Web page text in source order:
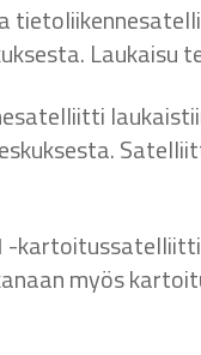
Laukaisu
-kartoitussatelliitti
myös